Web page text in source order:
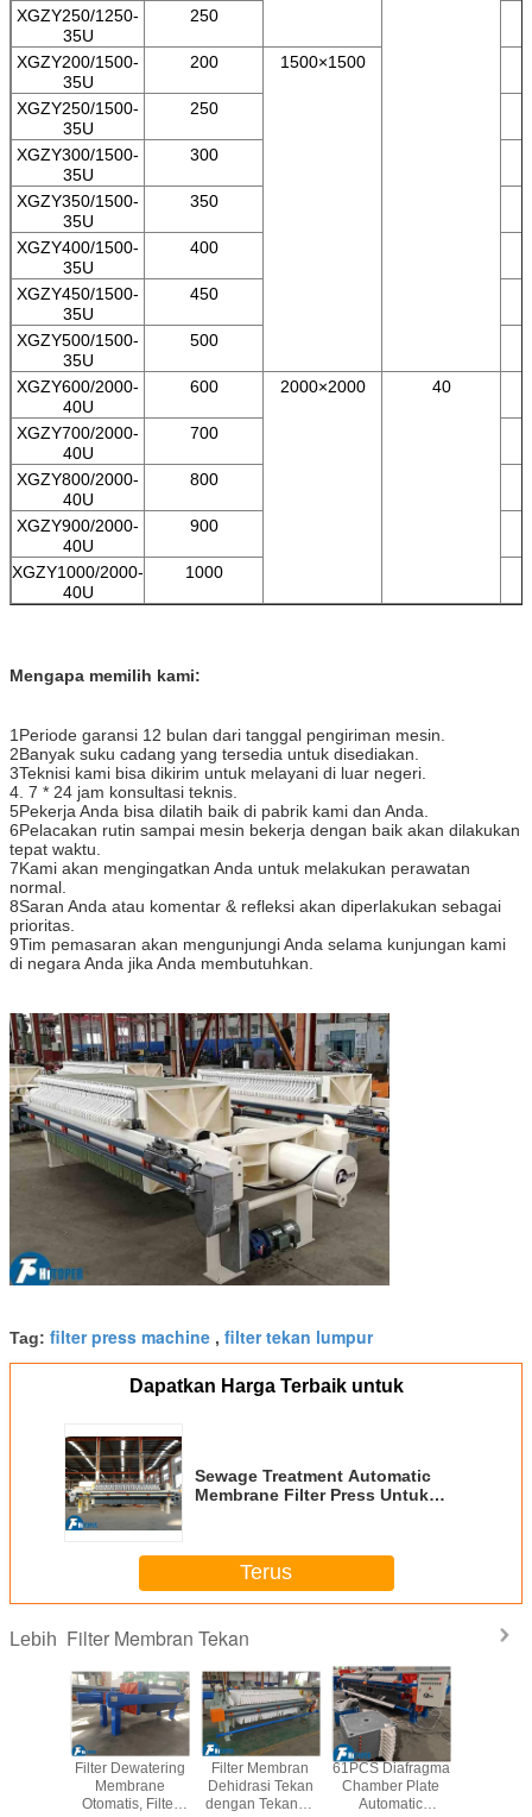
XGZY250/1250-
35U
250
XGZY200/1500-
35U
200 1500×1500
XGZY250/1500-
35U
250
XGZY300/1500-
35U
300
XGZY350/1500-
35U
350
XGZY400/1500-
35U
400
XGZY450/1500-
35U
450
XGZY500/1500-
35U
500
XGZY600/2000-
40U
600 2000×2000 40
XGZY700/2000-
40U
700
XGZY800/2000-
40U
800
XGZY900/2000-
40U
900
XGZY1000/2000-
40U
1000
Mengapa memilih kami:
1Periode garansi 12 bulan dari tanggal pengiriman mesin.
2Banyak suku cadang yang tersedia untuk disediakan.
3Teknisi kami bisa dikirim untuk melayani di luar negeri.
4. 7 * 24 jam konsultasi teknis.
5Pekerja Anda bisa dilatih baik di pabrik kami dan Anda.
6Pelacakan rutin sampai mesin bekerja dengan baik akan dilakukan
tepat waktu.
7Kami akan mengingatkan Anda untuk melakukan perawatan
normal.
8Saran Anda atau komentar & refleksi akan diperlakukan sebagai
prioritas.
9Tim pemasaran akan mengunjungi Anda selama kunjungan kami
di negara Anda jika Anda membutuhkan.
Tag: filter press machine , filter tekan lumpur
Dapatkan Harga Terbaik untuk
Sewage Treatment Automatic
Membrane Filter Press Untuk
Terus
Lebih Filter Membran Tekan
Filter Dewatering
Membrane
Otomatis, Filter
Filter Membran
Dehidrasi Tekan
dengan Tekanan
61PCS Diafragma
Chamber Plate
Automatic